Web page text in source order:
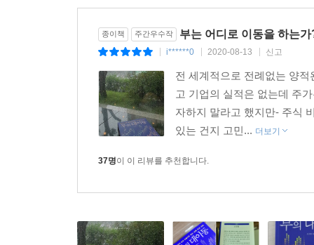
보았죠. 미국 역시 정부 부채가 크게 늘어났기에
니다. 달러의 공급이 크게 늘어날 것으로 보인다
물 화폐로서의 매력은 보다 크게 부각되지 않을까
--- p.303~304
강세가 나타남을 예측할 수 있다. 두 번째는 ‘나
인플레이션은 성장을 동반하지 않기에 종이 화
디스토피아를 그린 시나리오였다면 세 번째는
전 세계적 성장을 불러오고 이는 달러 약세와 금
과연 어떤 시나리오가 우리 앞에 펼쳐지게 될까?
반응하며 현실적인 대비를 하고 그 속에서
포트폴리오를 지켜주리라는 점에는 변함이 없을
코로나 사태 이후 우리는 더 이상 과거의 삶으로
전략을 강구하는 데 바로 이 책이 통찰력 있는 안내
종이책 주간우수작 부는 어디로 이동을 하는가
i******0 2020-08-13 신고
전 세계적으로 전례없는 양
고 기업의 실적은 없는데 주
자하지 말라고 했지만- 주식
있는 건지 고민... 더보기
37명이 이 리뷰를 추천합니다.